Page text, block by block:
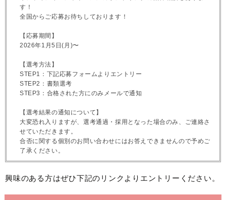
す！
全国からご応募お待ちしております！
【応募期間】
2026年1月5日(月)〜
【選考方法】
STEP1：下記応募フォームよりエントリー
STEP2：書類選考
STEP3：合格された方にのみメールで通知
【選考結果の通知について】
大変恐れ入りますが、選考通過・採用となった場合のみ、ご連絡さ
せていただきます。
合否に関する個別のお問い合わせにはお答えできませんので予めご
了承ください。
興味のある方はぜひ下記のリンクよりエントリーください。